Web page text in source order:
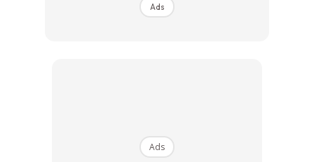
Ads
Ads